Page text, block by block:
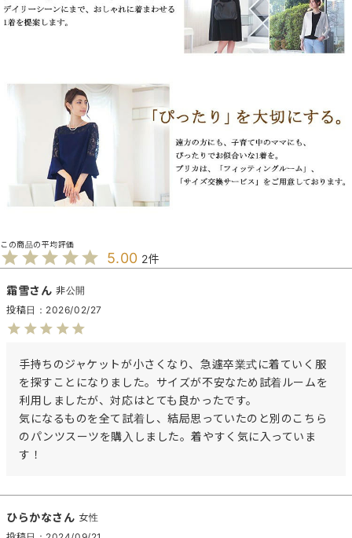
5.00 2
霜雪
非公開
投稿日
2026/02/27
手持ちのジャケットが小さくなり、急遽卒業式に着ていく服
を探すことになりました。サイズが不安なため試着ルームを
利用しましたが、対応はとても良かったです。
気になるものを全て試着し、結局思っていたのと別のこちら
のパンツスーツを購入しました。着やすく気に入っていま
す！
ひらかな
女性